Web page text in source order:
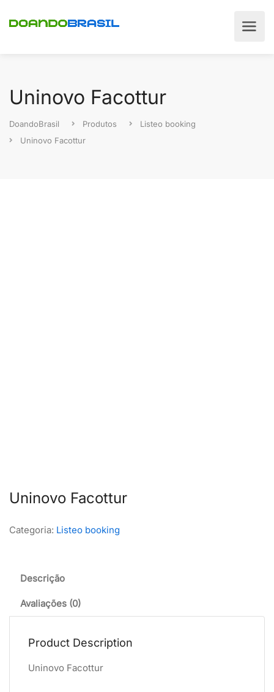
Uninovo Facottur
DoandoBrasil Produtos
Listeo booking
Uninovo Facottur
Uninovo Facottur
Categoria: Listeo booking
Descrição
Avaliações (0)
Product Description
Uninovo Facottur